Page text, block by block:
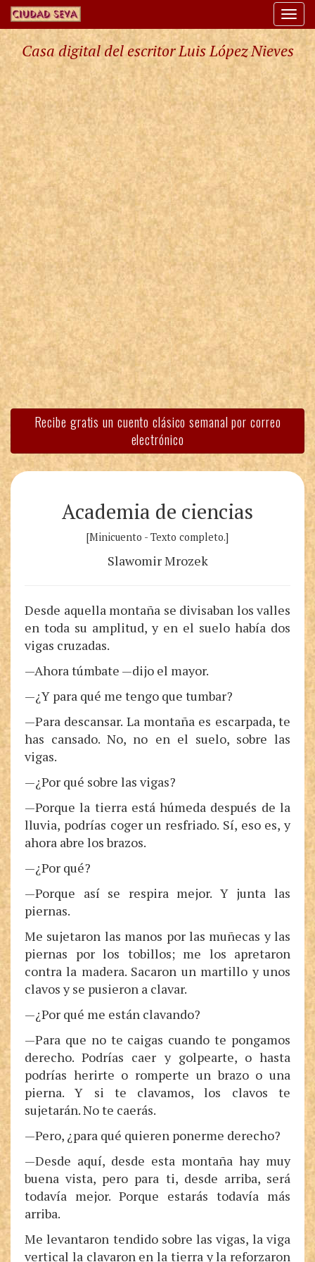
Casa digital del escritor Luis López Nieves
Recibe gratis un cuento clásico semanal por correo
electrónico
Academia de ciencias
[Minicuento - Texto completo.]
Slawomir Mrozek
Desde aquella montaña se divisaban los valles
en toda su amplitud, y en el suelo había dos
vigas cruzadas.
—Ahora túmbate —dijo el mayor.
—¿Y para qué me tengo que tumbar?
—Para descansar. La montaña es escarpada, te
has cansado. No, no en el suelo, sobre las
vigas.
—¿Por qué sobre las vigas?
—Porque la tierra está húmeda después de la
lluvia, podrías coger un resfriado. Sí, eso es, y
ahora abre los brazos.
—¿Por qué?
—Porque así se respira mejor. Y junta las
piernas.
Me sujetaron las manos por las muñecas y las
piernas por los tobillos; me los apretaron
contra la madera. Sacaron un martillo y unos
clavos y se pusieron a clavar.
—¿Por qué me están clavando?
—Para que no te caigas cuando te pongamos
derecho. Podrías caer y golpearte, o hasta
podrías herirte o romperte un brazo o una
pierna. Y si te clavamos, los clavos te
sujetarán. No te caerás.
—Pero, ¿para qué quieren ponerme derecho?
—Desde aquí, desde esta montaña hay muy
buena vista, pero para ti, desde arriba, será
todavía mejor. Porque estarás todavía más
arriba.
Me levantaron tendido sobre las vigas, la viga
vertical la clavaron en la tierra y la reforzaron